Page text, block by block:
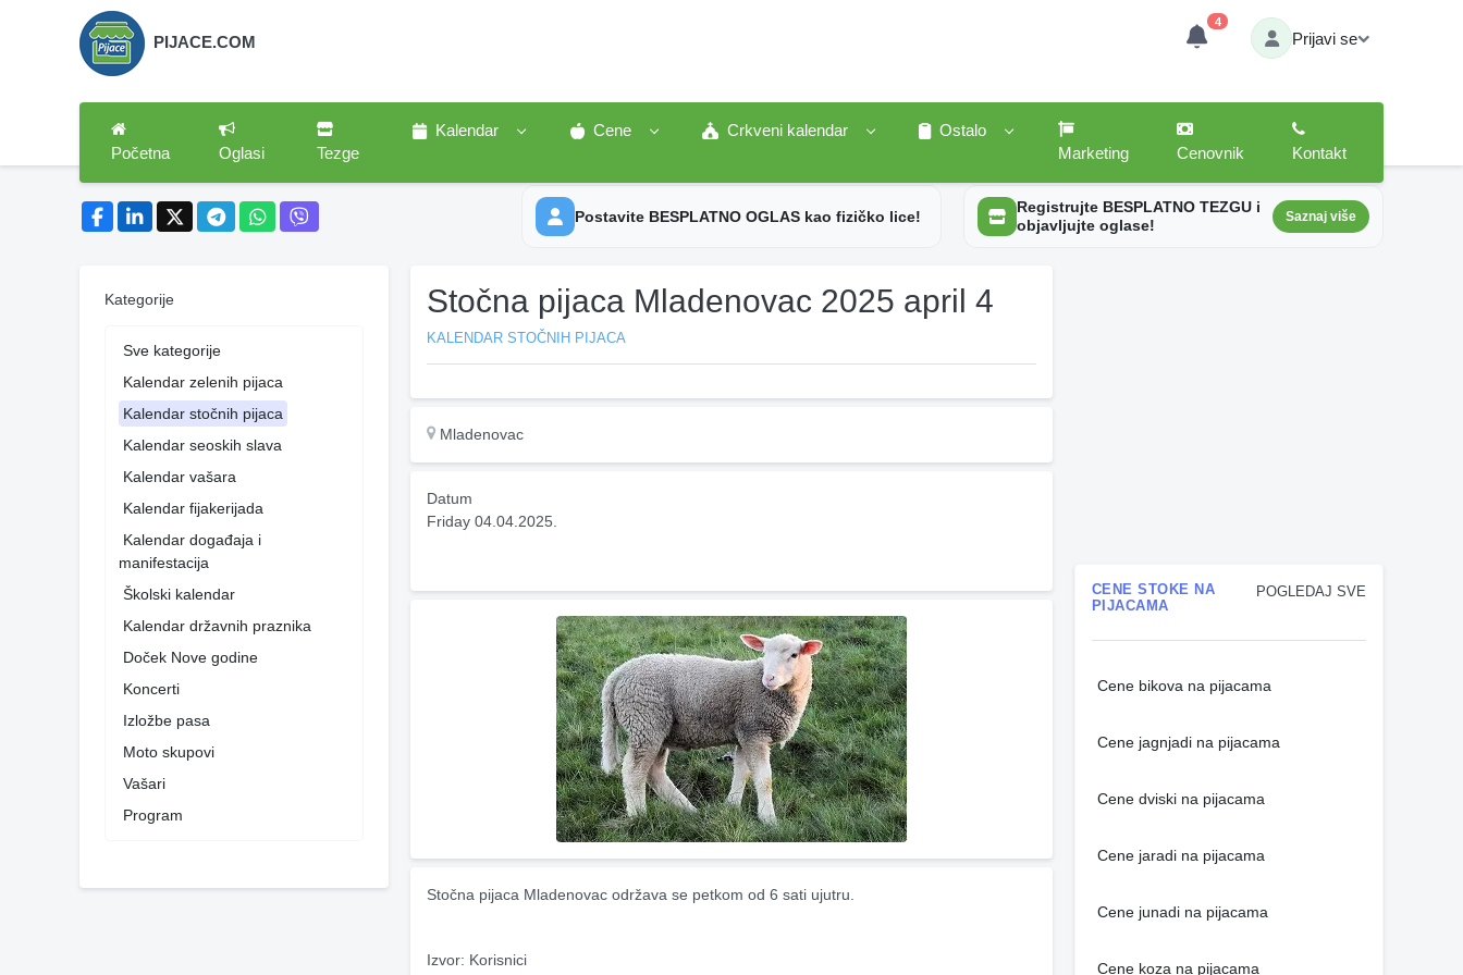
PIJACE.COM
4
Prijavi se
Početna Oglasi Tezge
Kalendar Cene Crkveni kalendar
Ostalo
Marketing
Cenovnik Kontakt
Postavite BESPLATNO OGLAS kao fizičko lice!
Registrujte BESPLATNO TEZGU i
objavljujte oglase!
Saznaj više
Kategorije
Sve kategorije
Kalendar zelenih pijaca
Kalendar stočnih pijaca
Kalendar seoskih slava
Kalendar vašara
Kalendar fijakerijada
Kalendar događaja i
manifestacija
Školski kalendar
Kalendar državnih praznika
Doček Nove godine
Koncerti
Izložbe pasa
Moto skupovi
Vašari
Program
Stočna pijaca Mladenovac 2025 april 4
KALENDAR STOČNIH PIJACA
Mladenovac
Datum
Friday 04.04.2025.
Stočna pijaca Mladenovac održava se petkom od 6 sati ujutru.
Izvor: Korisnici
POGLEDAJ SVE
CENE STOKE NA
PIJACAMA
Cene bikova na pijacama
Cene jagnjadi na pijacama
Cene dviski na pijacama
Cene jaradi na pijacama
Cene junadi na pijacama
Cene koza na pijacama